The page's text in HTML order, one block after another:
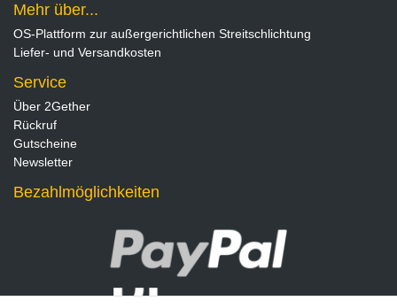
Mehr über...
OS-Plattform zur außergerichtlichen Streitschlichtung
Liefer- und Versandkosten
Service
Über 2Gether
Rückruf
Gutscheine
Newsletter
Bezahlmöglichkeiten